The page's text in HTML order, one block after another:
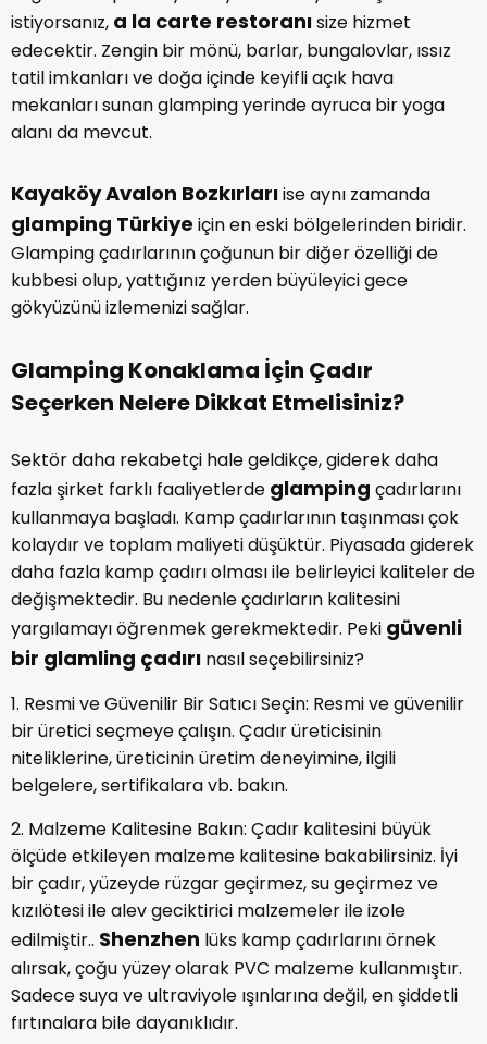
istiyorsanız, a la carte restoranısize hizmet
edecektir. Zengin bir mönü, barlar, bungalovlar, ıssız
tatil imkanları ve doğa içinde keyifli açık hava
mekanları sunan glamping yerinde ayruca bir yoga
alanı da mevcut.
Kayaköy Avalon Bozkırlarıise aynı zamanda
glamping Türkiye için en eski bölgelerinden biridir.
Glamping çadırlarının çoğunun bir diğer özelliği de
kubbesi olup, yattığınız yerden büyüleyici gece
gökyüzünü izlemenizi sağlar.
Glamping Konaklama İçin Çadır
Seçerken Nelere Dikkat Etmelisiniz?
Sektör daha rekabetçi hale geldikçe, giderek daha
fazla şirket farklı faaliyetlerde glamping çadırlarını
kullanmaya başladı. Kamp çadırlarının taşınması çok
kolaydır ve toplam maliyeti düşüktür. Piyasada giderek
daha fazla kamp çadırı olması ile belirleyici kaliteler de
değişmektedir. Bu nedenle çadırların kalitesini
yargılamayı öğrenmek gerekmektedir. Peki güvenli
bir glamling çadırı nasıl seçebilirsiniz?
1. Resmi ve Güvenilir Bir Satıcı Seçin: Resmi ve güvenilir
bir üretici seçmeye çalışın. Çadır üreticisinin
niteliklerine, üreticinin üretim deneyimine, ilgili
belgelere, sertifikalara vb. bakın.
2. Malzeme Kalitesine Bakın: Çadır kalitesini büyük
ölçüde etkileyen malzeme kalitesine bakabilirsiniz. İyi
bir çadır, yüzeyde rüzgar geçirmez, su geçirmez ve
kızılötesi ile alev geciktirici malzemeler ile izole
edilmiştir.. Shenzhen lüks kamp çadırlarını örnek
alırsak, çoğu yüzey olarak PVC malzeme kullanmıştır.
Sadece suya ve ultraviyole ışınlarına değil, en şiddetli
fırtınalara bile dayanıklıdır.